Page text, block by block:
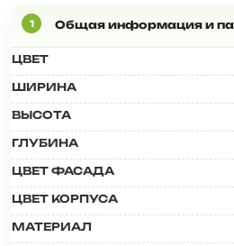
ЦВЕТ
ШИРИНА
ВЫСОТА
ГЛУБИНА
ЦВЕТ ФАСАДА
ЦВЕТ КОРПУСА
МАТЕРИАЛ